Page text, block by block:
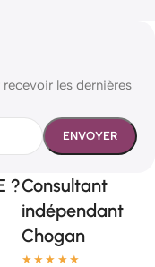
les dernières
?Consultant
indépendant
Chogan
★★★★★